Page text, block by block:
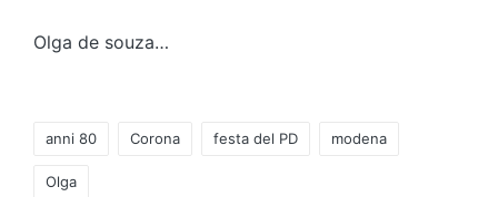
Olga de souza…
anni 80 Corona festa del PD modena
Olga